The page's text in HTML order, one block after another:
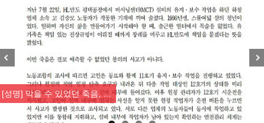
[성명] 막을 수 있었던 죽음, …